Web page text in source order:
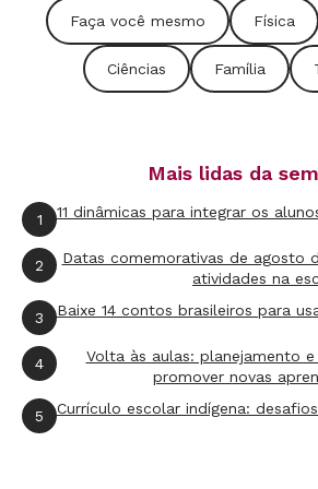
a chef Kalymaracaya
hî-hî, uma espécie de bolinho
“Apesar do nosso estado ter a
oportunidade de conhecerem
indígena”, diz Ellen. Para o
conta a professora, foi
disponibilidade do tempo, já
integral, o entrosamento entre
principalmente, o interesse
adolescentes: “Precisamos
alunos. Eles têm ideias
Faça você mesmo Física
Ciências Família
Mais lidas da
1 11 dinâmicas para integrar os
2
Datas comemorativas de agosto
atividades na
3 Baixe 14 contos brasileiros para
4
Volta às aulas: planejamento
promover novas
5 Currículo escolar indígena: